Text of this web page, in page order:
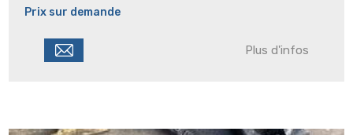
Prix sur demande
Plus d'infos